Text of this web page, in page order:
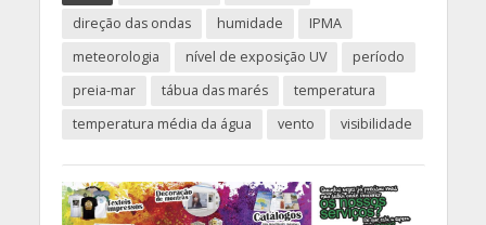
direção das ondas
humidade
IPMA
meteorologia
nível de exposição UV
período
preia-mar
tábua das marés
temperatura
temperatura média da água
vento visibilidade